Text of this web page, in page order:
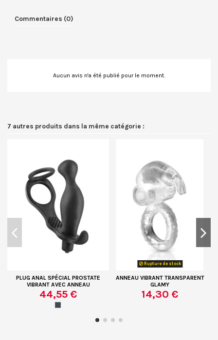
Commentaires (0)
Aucun avis n'a été publié pour le moment.
7 autres produits dans la même catégorie :
PLUG ANAL SPÉCIAL PROSTATE
VIBRANT AVEC ANNEAU
44,55 €
Rupture de stock
ANNEAU VIBRANT TRANSPARENT
GLAMY
14,30 €